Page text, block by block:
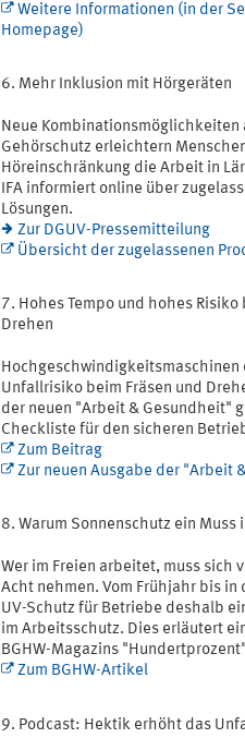
Weitere Informationen (in der
Homepage)
Mehr Inklusion mit Hörgeräten
Neue Kombinationsmöglichkeiten
Gehörschutz erleichtern
Höreinschränkung die Arbeit in
IFA informiert online über
Lösungen.
Zur DGUV-Pressemitteilung
Übersicht der zugelassenen
Hohes Tempo und hohes Risiko
Drehen
Hochgeschwindigkeitsmaschinen
Unfallrisiko beim Fräsen und
der neuen "Arbeit & Gesundheit"
Checkliste für den sicheren
Zum Beitrag
Zur neuen Ausgabe der "Arbeit
Warum Sonnenschutz ein Muss
Wer im Freien arbeitet, muss sich
Acht nehmen. Vom Frühjahr bis
UV-Schutz für Betriebe deshalb
im Arbeitsschutz. Dies erläutert
BGHW-Magazins
Zum BGHW-Artikel
Podcast: Hektik erhöht das